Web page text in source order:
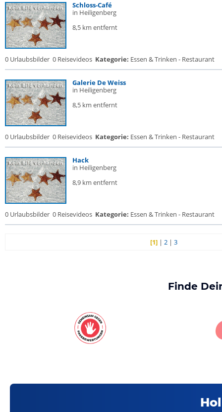
Schloss-Café
in Heiligenberg
8,5 km entfernt
0 Urlaubsbilder 0 Reisevideos Kategorie: Essen & Trinken - Restaurant
Galerie De Weiss
in Heiligenberg
8,5 km entfernt
0 Urlaubsbilder 0 Reisevideos Kategorie: Essen & Trinken - Restaurant
Hack
in Heiligenberg
8,9 km entfernt
0 Urlaubsbilder 0 Reisevideos Kategorie: Essen & Trinken - Restaurant
[1] |2 |3
Finde